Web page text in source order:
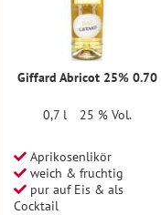
Giffard Abricot 25% 0.70
0,7 l 25 % Vol.
Aprikosenlikör
weich & fruchtig
pur auf Eis & als
Cocktail